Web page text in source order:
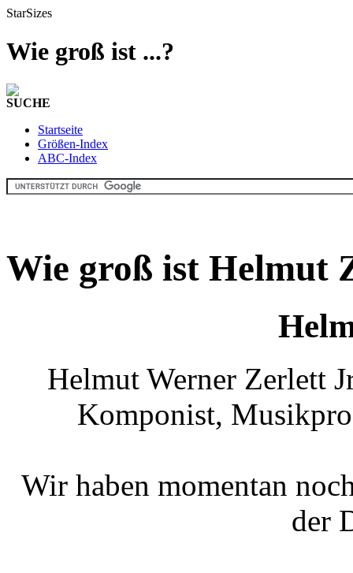
StarSizes
Wie groß ist ...?
SUCHE
Startseite
Größen-Index
ABC-Index
Wie groß ist Helmut
Helmut Werner Zerlett
Komponist,
Wir haben momentan
der